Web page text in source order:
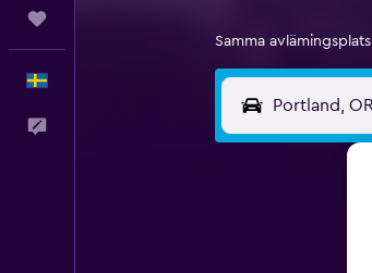
Samma avlämingsplats